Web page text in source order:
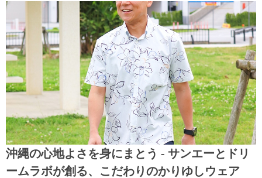
沖縄の心地よさを身にまとう - サンエーとドリ
ームラボが創る、こだわりのかりゆしウェア